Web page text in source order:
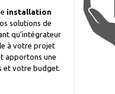
installation
solutions de
qu’intégrateur
à votre projet
apportons une
et votre budget.